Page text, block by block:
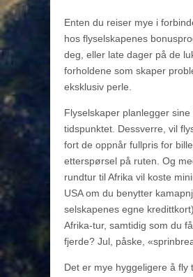
Enten du reiser mye i
hos flyselskapenes
deg, eller late dager på de
forholdene som skaper
eksklusiv perle.
Flyselskaper planlegger
tidspunktet. Dessverre, vil
fort de oppnår fullpris for
etterspørsel på ruten. Og
rundtur til Afrika vil koste
USA om du benytter
selskapenes egne
Afrika-tur, samtidig som du
fjerde? Jul, påske,
Det er mye hyggeligere å